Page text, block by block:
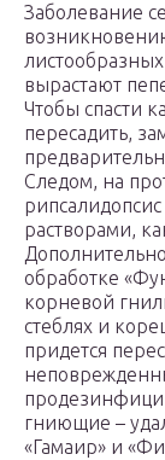
Заболевание
вырастают
Чтобы спасти
пересадить,
Следом, на
растворами,
обработке
корневой
стеблях и
придется
гниющие –
«Гамаир» и